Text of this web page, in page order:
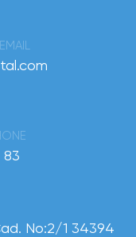
No:2/1 34394